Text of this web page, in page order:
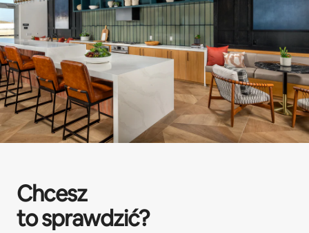
Chcesz
to sprawdzić?